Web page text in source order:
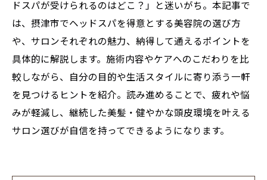
ドスパが受けられるのはどこ？」と迷いがち。本記事で
は、摂津市でヘッドスパを得意とする美容院の選び方
や、サロンそれぞれの魅力、納得して通えるポイントを
具体的に解説します。施術内容やケアへのこだわりを比
較しながら、自分の目的や生活スタイルに寄り添う一軒
を見つけるヒントを紹介。読み進めることで、疲れや悩
みが軽減し、継続した美髪・健やかな頭皮環境を叶える
サロン選びが自信を持ってできるようになります。